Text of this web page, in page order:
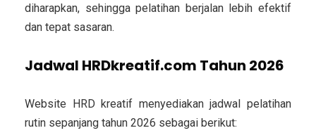
diharapkan, sehingga pelatihan berjalan lebih efektif
dan tepat sasaran.
Jadwal HRDkreatif.com Tahun 2026
Website HRD kreatif menyediakan jadwal pelatihan
rutin sepanjang tahun 2026 sebagai berikut: